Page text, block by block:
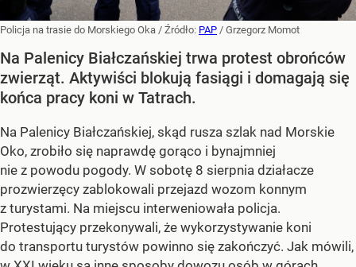
Policja na trasie do Morskiego Oka / Źródło: PAP / Grzegorz Momot
Na Palenicy Białczańskiej trwa protest obrońców
zwierząt. Aktywiści blokują fasiągi i domagają się
końca pracy koni w Tatrach.
Na Palenicy Białczańskiej, skąd rusza szlak nad Morskie
Oko, zrobiło się naprawdę gorąco i bynajmniej
nie z powodu pogody. W sobotę 8 sierpnia działacze
prozwierzęcy zablokowali przejazd wozom konnym
z turystami. Na miejscu interweniowała policja.
Protestujący przekonywali, że wykorzystywanie koni
do transportu turystów powinno się zakończyć. Jak mówili,